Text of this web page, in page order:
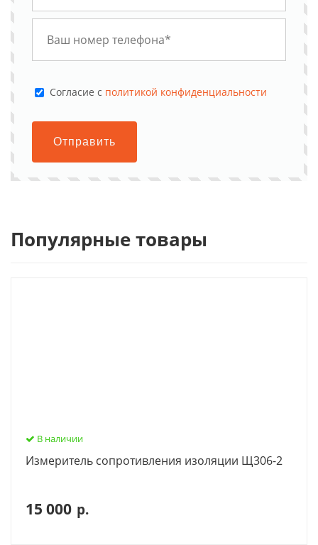
Cогласие с политикой конфиденциальности
Отправить
Популярные товары
В наличии
Измеритель сопротивления изоляции Щ306-2
15 000 р.